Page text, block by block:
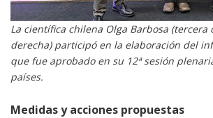
La científica chilena Olga Barbosa (tercera
derecha) participó en la elaboración del
que fue aprobado en su 12ª sesión
países.
Medidas y acciones propuestas